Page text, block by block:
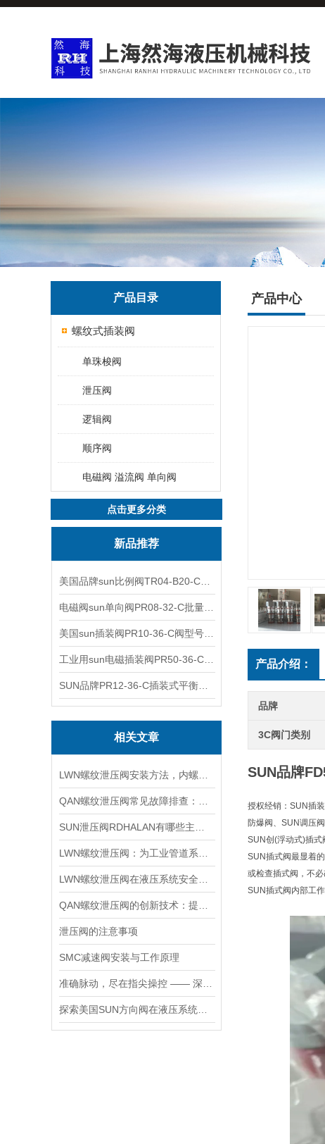
产品目录
螺纹式插装阀
单珠梭阀
泄压阀
逻辑阀
顺序阀
电磁阀 溢流阀 单向阀
点击更多分类
新品推荐
相关文章
泄压阀的注意事项
SMC减速阀安装与工作原理
产品中心
产品介绍：
品牌
3C阀门类别
SUN品牌
授权经销：SUN插
防爆阀、SUN调压
SUN创(浮动式)插式
SUN插式阀最显着
或检查插式阀，不必
SUN插式阀内部工